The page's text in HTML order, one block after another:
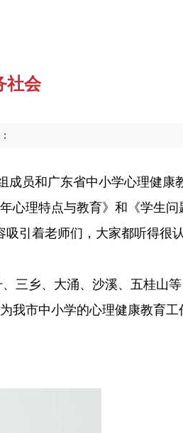
社会
员和广东省中小学心理健康
心理特点与教育》和《学生问
引着老师们，大家都听得很
乡、大涌、沙溪、五桂山等
我市中小学的心理健康教育工